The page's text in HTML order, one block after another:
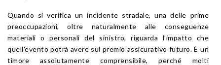
Quando si verifica un incidente stradale, una delle prime
preoccupazioni, oltre naturalmente alle conseguenze
materiali o personali del sinistro, riguarda l’impatto che
quell’evento potrà avere sul premio assicurativo futuro. È un
timore assolutamente comprensibile, perché molti